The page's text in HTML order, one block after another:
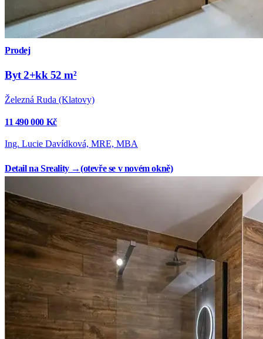
Prodej
Byt 2+kk 52 m²
Železná Ruda (Klatovy)
11 490 000 Kč
Ing. Lucie Davídková, MRE, MBA
Detail na Sreality →(otevře se v novém okně)